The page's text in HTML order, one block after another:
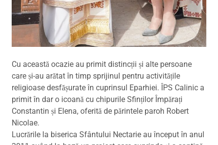
Cu această ocazie au primit distincții și alte persoane
care și-au arătat în timp sprijinul pentru activitățile
religioase desfășurate în cuprinsul Eparhiei. ÎPS Calinic a
primit în dar o icoană cu chipurile Sfinților Împărați
Constantin și Elena, oferită de părintele paroh Robert
Nicolae.
Lucrările la biserica Sfântului Nectarie au început în anul